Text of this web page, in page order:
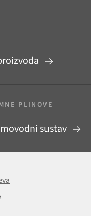
PLINOVE
sustav